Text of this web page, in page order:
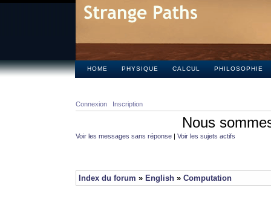
HOME PHYSIQUE CALCUL PHILOSOPHIE
Connexion Inscription
Nous
Voir les messages sans réponse | Voir les sujets actifs
Index du forum » English » Computation